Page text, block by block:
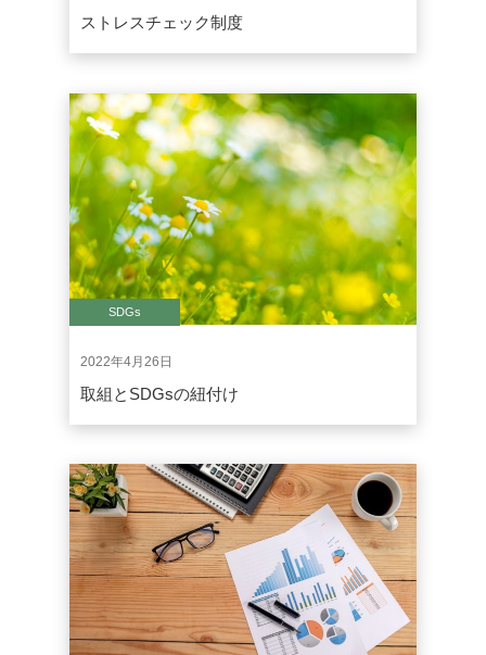
ストレスチェック制度
SDGs
2022年4月26日
取組とSDGsの紐付け